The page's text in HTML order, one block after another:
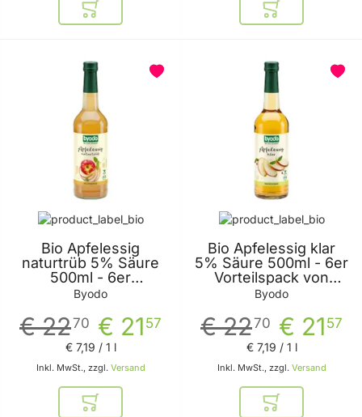
In den Warenkorb In den
Bio Apfelessig
naturtrüb 5% Säure
500ml - 6er
Vorteilspack von
Byodo
€ 21 57
€ 2270
Inkl. MwSt., zzgl. Versand
€ 7,19 / 1 l
In den Warenkorb
Bio Apfelessig klar
5% Säure 500ml - 6er
Vorteilspack von
Byodo
Byodo
€ 21 57
€ 2270
Inkl. MwSt., zzgl. Versand
€ 7,19 / 1 l
In den